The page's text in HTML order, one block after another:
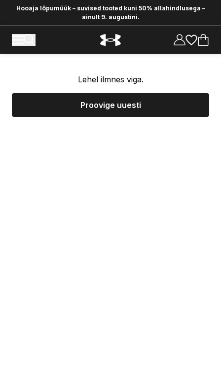
Hooaja lõpumüük – suvised tooted kuni 50% allahindlusega –
ainult 9. augustini.
Lehel ilmnes viga.
Proovige uuesti